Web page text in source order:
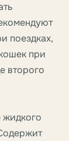
поездках,
при
второго
жидкого